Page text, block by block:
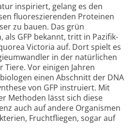
inspiriert, gelang es den
fluoreszierenden Proteinen
zu bauen. Das grün
als GFP bekannt, tritt in Pazifik-
Victoria auf. Dort spielt es
in der natürlichen
Tiere. Vor einigen Jahren
einen Abschnitt der DNA
von GFP instruiert. Mit
Methoden lässt sich diese
auch auf andere Organismen
Fruchtfliegen, sogar auf